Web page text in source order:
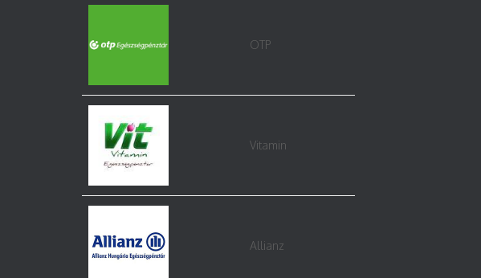
OTP
Vitamin
Allianz